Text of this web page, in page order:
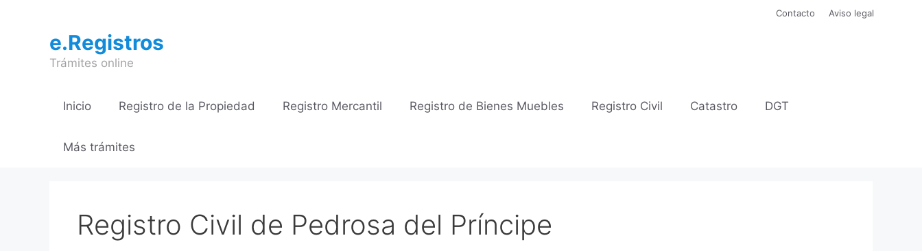
contenido
Contacto Aviso legal
e.Registros
Trámites online
Inicio Registro de la Propiedad Registro Mercantil Registro de Bienes Muebles Registro Civil Catastro DGT
Más trámites
Registro Civil de Pedrosa del Príncipe